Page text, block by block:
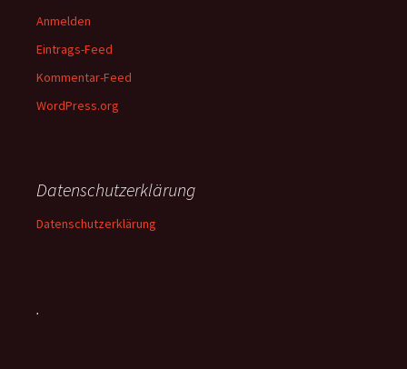
Anmelden
Eintrags-Feed
Kommentar-Feed
WordPress.org
Datenschutzerklärung
Datenschutzerklärung
.